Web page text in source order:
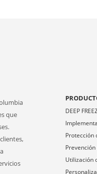
que
DEEP
Protección
Utilización